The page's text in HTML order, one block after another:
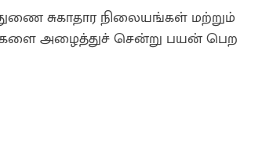
சுகாதார நிலையங்கள் மற்றும்
அழைத்துச் சென்று பயன் பெற